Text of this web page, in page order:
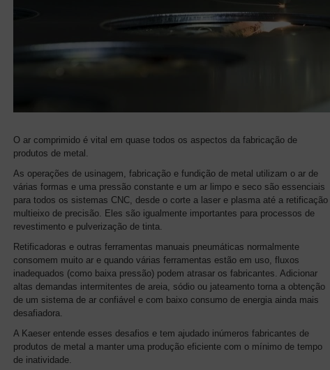
O ar comprimido é vital em quase todos os aspectos da fabricação de
produtos de metal.
As operações de usinagem, fabricação e fundição de metal utilizam o ar de
várias formas e uma pressão constante e um ar limpo e seco são essenciais
para todos os sistemas CNC, desde o corte a laser e plasma até a retificação
multieixo de precisão. Eles são igualmente importantes para processos de
revestimento e pulverização de tinta.
Retificadoras e outras ferramentas manuais pneumáticas normalmente
consomem muito ar e quando várias ferramentas estão em uso, fluxos
inadequados (como baixa pressão) podem atrasar os fabricantes. Adicionar
altas demandas intermitentes de areia, sódio ou jateamento torna a obtenção
de um sistema de ar confiável e com baixo consumo de energia ainda mais
desafiadora.
A Kaeser entende esses desafios e tem ajudado inúmeros fabricantes de
produtos de metal a manter uma produção eficiente com o mínimo de tempo
de inatividade.